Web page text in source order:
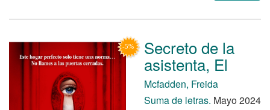
Secreto de la
asistenta, El
Mcfadden, Freida
Suma de letras. Mayo 2024